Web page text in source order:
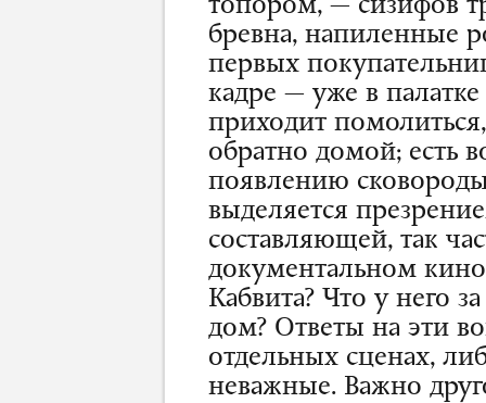
топором, — сизифов
бревна, напиленные
первых
кадре — уже в
приходит
обратно домой; есть
появлению
выделяется
составляющей, так
документальном
Кабвита? Что у него
дом? Ответы на эти
отдельных сценах,
неважные. Важно